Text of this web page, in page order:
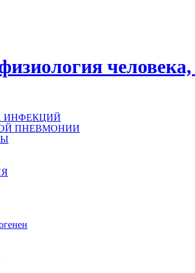
ИНФЕКЦИЙ
ПНЕВМОНИИ